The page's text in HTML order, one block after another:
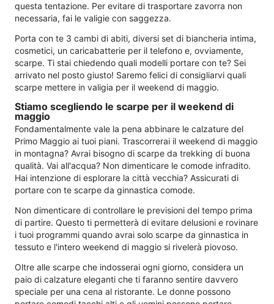
questa tentazione. Per evitare di trasportare zavorra non
necessaria, fai le valigie con saggezza.
Porta con te 3 cambi di abiti, diversi set di biancheria intima,
cosmetici, un caricabatterie per il telefono e, ovviamente,
scarpe. Ti stai chiedendo quali modelli portare con te? Sei
arrivato nel posto giusto! Saremo felici di consigliarvi quali
scarpe mettere in valigia per il weekend di maggio.
Stiamo scegliendo le scarpe per il weekend di
maggio
Fondamentalmente vale la pena abbinare le calzature del
Primo Maggio ai tuoi piani. Trascorrerai il weekend di maggio
in montagna? Avrai bisogno di scarpe da trekking di buona
qualità. Vai all'acqua? Non dimenticare le comode infradito.
Hai intenzione di esplorare la città vecchia? Assicurati di
portare con te scarpe da ginnastica comode.
Non dimenticare di controllare le previsioni del tempo prima
di partire. Questo ti permetterà di evitare delusioni e rovinare
i tuoi programmi quando avrai solo scarpe da ginnastica in
tessuto e l'intero weekend di maggio si rivelerà piovoso.
Oltre alle scarpe che indosserai ogni giorno, considera un
paio di calzature eleganti che ti faranno sentire davvero
speciale per una cena al ristorante. Le donne possono